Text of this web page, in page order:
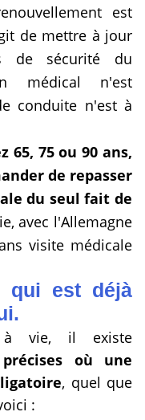
est
de mettre à jour
de sécurité du
médical n'est
conduite n'est à
65, 75 ou 90 ans,
de repasser
du seul fait de
avec l'Allemagne
visite médicale
qui est déjà
vie, il existe
où une
, quel que
: